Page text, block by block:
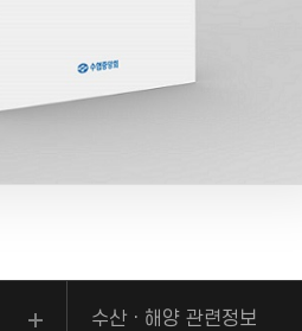
수산ㆍ해양 관련정보